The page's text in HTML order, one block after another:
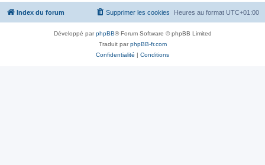
h
Index du forum Heures au format UTC+01:00
Supprimer les cookies
Développé parphpBB® Forum Software © phpBB Limited
Traduit parphpBB-fr.com
Confidentialité | Conditions